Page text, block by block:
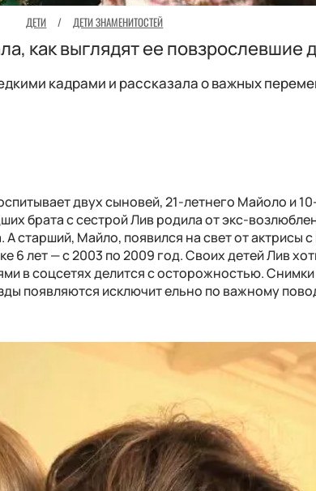
ДЕТИ / ДЕТИ ЗНАМЕНИТОСТЕЙ
как выглядят ее повзрослевшие
кадрами и рассказала о важных
двух сыновей, 21-летнего Майоло и
брата с сестрой Лив родила от экс-
старший, Майло, появился на свет от актрисы
6 лет — с 2003 по 2009 год. Своих детей Лив
в соцсетях делится с осторожностью.
появляются исключит ельно по важному